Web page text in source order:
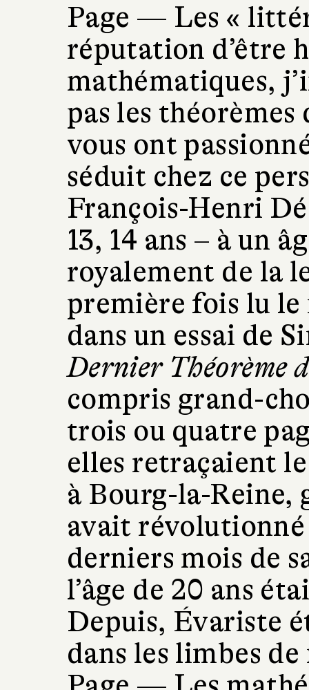
Page — Les «
réputation d’être
mathématiques,
pas les
vous ont
séduit chez ce
François-Henri
13, 14 ans – à un
royalement de la
première fois lu le
dans un essai de
Dernier Théorème
compris grand-
trois ou quatre
elles retraçaient
à Bourg-la-Reine,
avait révolutionné
derniers mois de
l’âge de 20 ans
Depuis, Évariste
dans les limbes